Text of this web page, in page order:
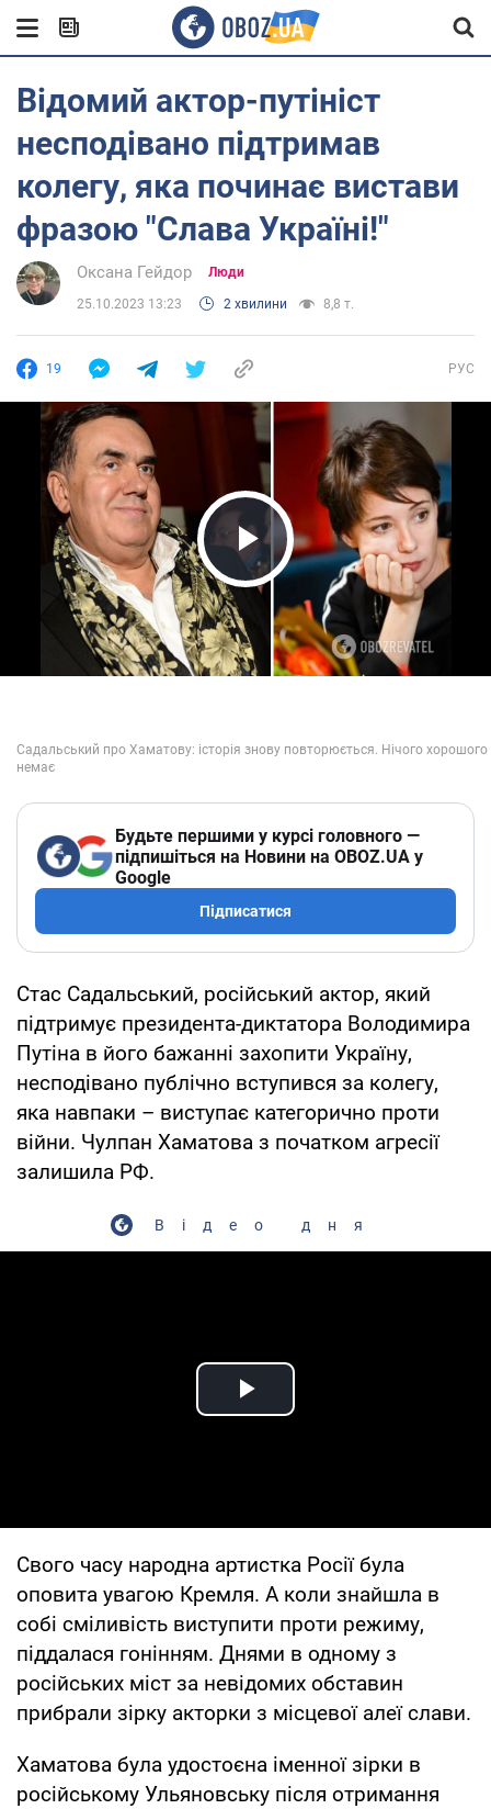
Відомий актор-путініст
несподівано підтримав
колегу, яка починає вистави
фразою "Слава Україні!"
Оксана Гейдор Люди
25.10.2023 13:23 2 хвилини 8,8 т.
19 РУС
Play Video
Будьте першими у курсі головного —
підпишіться на Новини на OBOZ.UA у
Google
Підписатися
Стас Садальський, російський актор, який
підтримує президента-диктатора Володимира
Путіна в його бажанні захопити Україну,
несподівано публічно вступився за колегу,
яка навпаки – виступає категорично проти
війни. Чулпан Хаматова з початком агресії
залишила РФ.
Відео дня
Play Video
Свого часу народна артистка Росії була
оповита увагою Кремля. А коли знайшла в
собі сміливість виступити проти режиму,
піддалася гонінням. Днями в одному з
російських міст за невідомих обставин
прибрали зірку акторки з місцевої алеї слави.
Хаматова була удостоєна іменної зірки в
російському Ульяновську після отримання